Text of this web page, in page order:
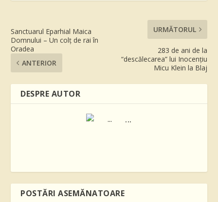
​Sanctuarul Eparhial Maica
Domnului – Un colţ de rai în
Oradea
ANTERIOR
URMĂTORUL
283 de ani de la
“descălecarea” lui Inocențiu
Micu Klein la Blaj
DESPRE AUTOR
...
POSTĂRI ASEMĂNATOARE